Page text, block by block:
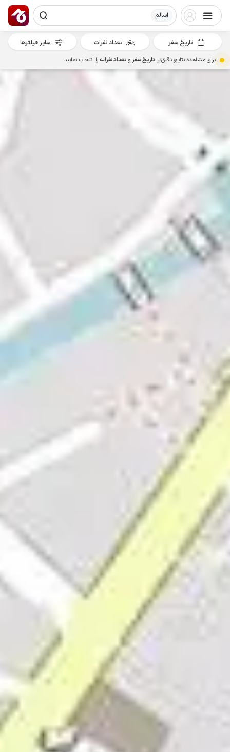
اسالم
تاریخ سفر تعداد نفرات سایر فیلترها
برای مشاهده نتایج دقیق‌تر، تاریخ سفرو تعداد نفراترا انتخاب نمایید